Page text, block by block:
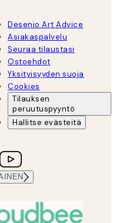
Desenio Art Advice
Asiakaspalvelu
Seuraa tilaustasi
Ostoehdot
Yksityisyyden suoja
Cookies
Tilauksen
peruutuspyyntö
Hallitse evästeitä